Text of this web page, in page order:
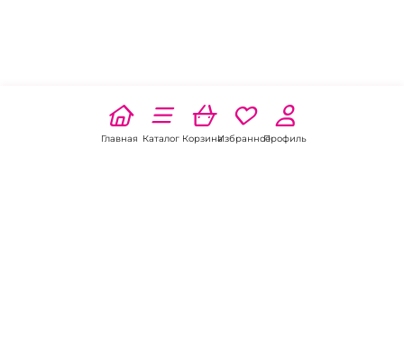
Главная Каталог КорзинаИзбранноеПрофиль